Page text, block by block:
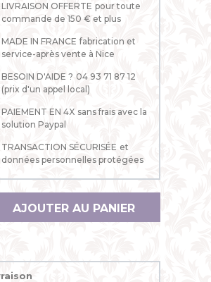
AJOUTER AU PANIER
LIVRAISON OFFERTE pour toute
commande de 150 € et plus
MADE IN FRANCE fabrication et
service-après vente à Nice
BESOIN D'AIDE ? 04 93 71 87 12
(prix d'un appel local)
PAIEMENT EN 4X sans frais avec la
solution Paypal
TRANSACTION SÉCURISÉE et
données personnelles protégées